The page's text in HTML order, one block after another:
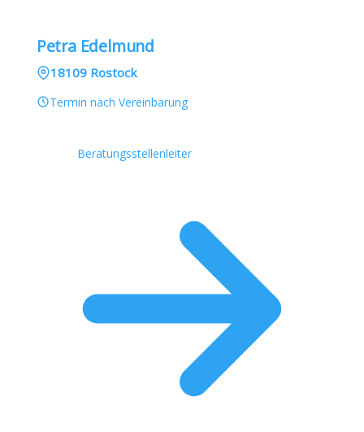
Petra Edelmund
18109 Rostock
Termin nach Vereinbarung
Beratungsstellenleiter